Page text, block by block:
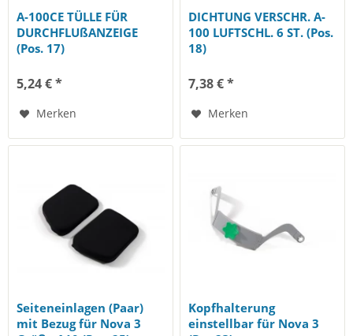
A-100CE TÜLLE FÜR
DURCHFLUßANZEIGE
(Pos. 17)
5,24 € *
Merken
DICHTUNG VERSCHR. A-
100 LUFTSCHL. 6 ST. (Pos.
18)
7,38 € *
Merken
Seiteneinlagen (Paar)
mit Bezug für Nova 3
Kopfhalterung
einstellbar für Nova 3